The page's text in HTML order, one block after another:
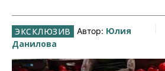
Автор: Юлия
Данилова